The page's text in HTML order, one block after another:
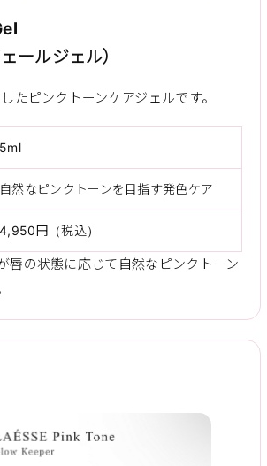
ールジェル）
たピンクトーンケアジェルです。
5ml
自然なピンクトーンを目指す発色ケア
4,950円（税込）
唇の状態に応じて自然なピンクトーン